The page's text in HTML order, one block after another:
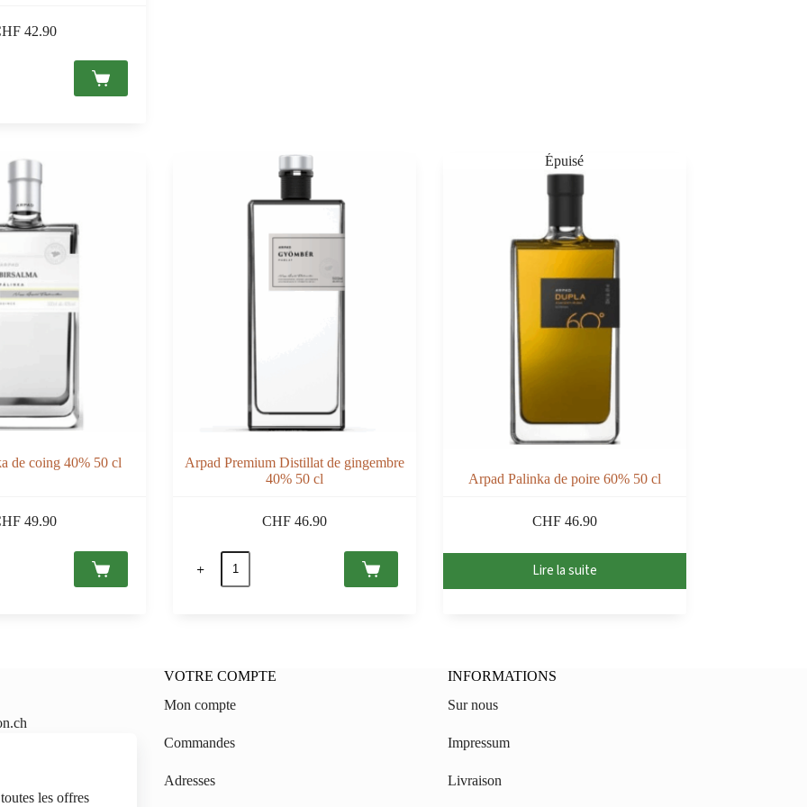
les offres
42.90
de coing 40% 50 cl
49.90
Arpad Premium Distillat de gingembre
40% 50 cl
CHF46.90
quantité
de
Arpad
50
Arpad Palinka de poire 60% 50 cl
CHF46.90
Lire la suite
VOTRE COMPTE
Mon compte
Commandes
Adresses
INFORMATIONS
Sur nous
Impressum
Livraison